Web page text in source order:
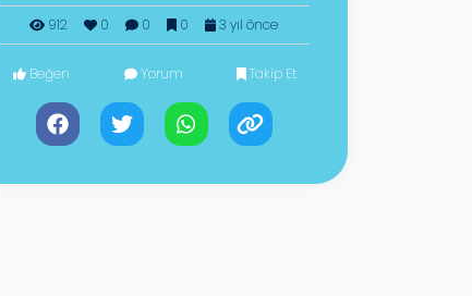
912 0 0 0 3 yıl önce
Beğen Yorum Takip Et